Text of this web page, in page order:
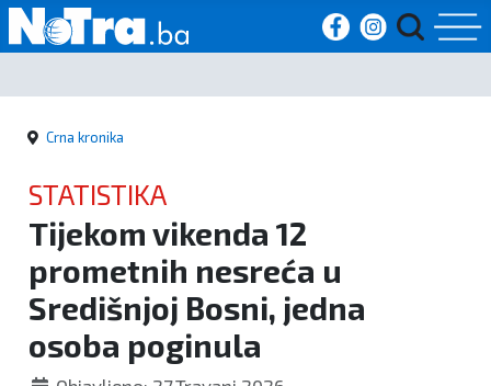
Početna
Vijesti
Sport
Kultura
Crna
kronika
Crna kronika
STATISTIKA
Tijekom vikenda 12
prometnih nesreća u
Središnjoj Bosni, jedna
osoba poginula